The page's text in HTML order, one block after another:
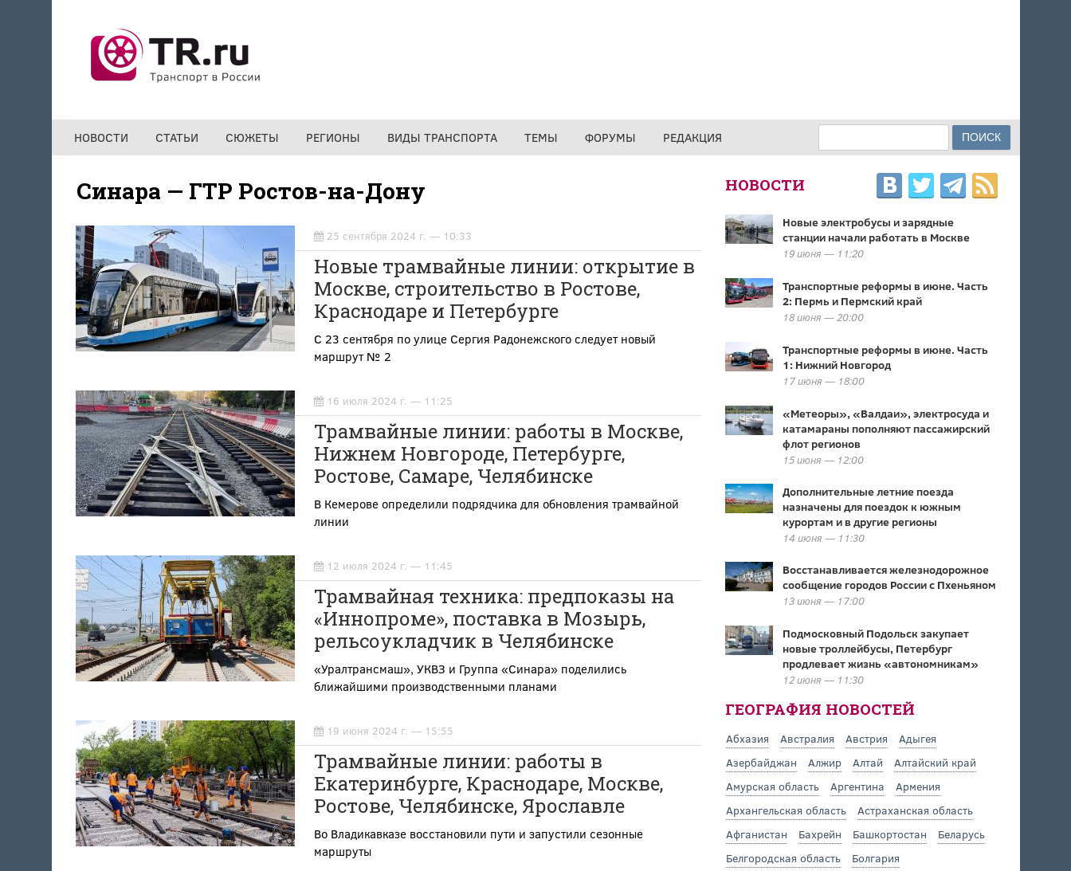
НОВОСТИ СТАТЬИ СЮЖЕТЫ РЕГИОНЫ ВИДЫ ТРАНСПОРТА ТЕМЫ ФОРУМЫ РЕДАКЦИЯ ФОРМА ПОИСКА
Синара — ГТР Ростов-на-Дону
25 сентября 2024 г. — 10:33
Новые трамвайные линии: открытие в
Москве, строительство в Ростове,
Краснодаре и Петербурге
С 23 сентября по улице Сергия Радонежского следует новый
маршрут № 2
16 июля 2024 г. — 11:25
Трамвайные линии: работы в Москве,
Нижнем Новгороде, Петербурге,
Ростове, Самаре, Челябинске
В Кемерове определили подрядчика для обновления трамвайной
линии
12 июля 2024 г. — 11:45
Трамвайная техника: предпоказы на
«Иннопроме», поставка в Мозырь,
рельсоукладчик в Челябинске
«Уралтрансмаш», УКВЗ и Группа «Синара» поделились
ближайшими производственными планами
19 июня 2024 г. — 15:55
Трамвайные линии: работы в
Екатеринбурге, Краснодаре, Москве,
Ростове, Челябинске, Ярославле
Во Владикавказе восстановили пути и запустили сезонные
маршруты
НОВОСТИ
Новые электробусы и зарядные
станции начали работать в Москве
19 июня — 11:20
Транспортные реформы в июне. Часть
2: Пермь и Пермский край
18 июня — 20:00
Транспортные реформы в июне. Часть
1: Нижний Новгород
17 июня — 18:00
«Метеоры», «Валдаи», электросуда и
катамараны пополняют пассажирский
флот регионов
15 июня — 12:00
Дополнительные летние поезда
назначены для поездок к южным
курортам и в другие регионы
14 июня — 11:30
Восстанавливается железнодорожное
сообщение городов России с Пхеньяном
13 июня — 17:00
Подмосковный Подольск закупает
новые троллейбусы, Петербург
продлевает жизнь «автономникам»
12 июня — 11:30
ГЕОГРАФИЯ НОВОСТЕЙ
Абхазия Австралия Австрия
Адыгея
Азербайджан
Алжир Алтай
Алтайский край
Амурская область
Аргентина
Армения
Архангельская область
Астраханская область
Афганистан
Бахрейн Башкортостан
Беларусь
Белгородская область
Болгария